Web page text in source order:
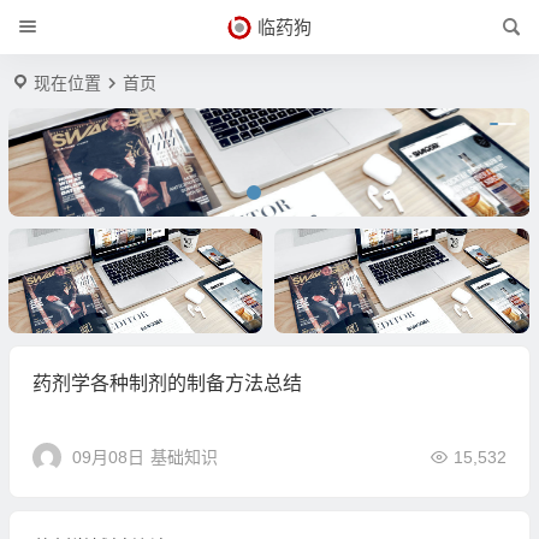
临药狗
现在位置 首页
标题
药剂学各种制剂的制备方法总结
09月08日 基础知识 15,532